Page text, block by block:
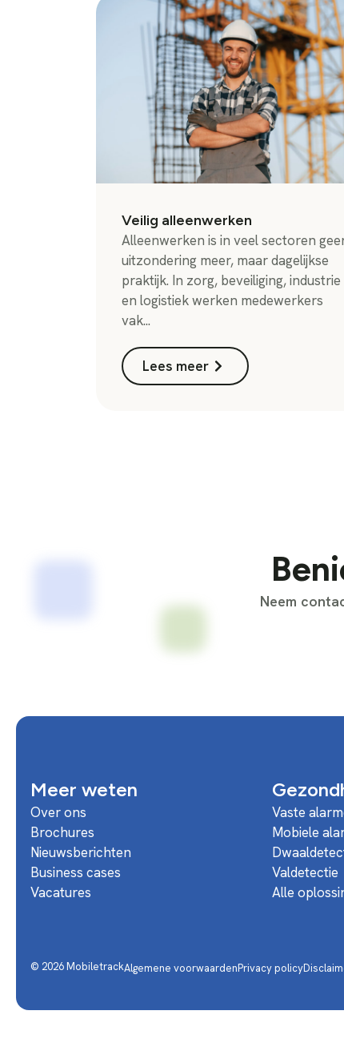
Veilig alleenwerken
Alleenwerken is in veel sectoren
uitzondering meer, maar dagelijkse
praktijk. In zorg, beveiliging, industrie
en logistiek werken medewerkers
vak...
Lees meer
Neem
Meer weten
Over ons
Brochures
Nieuwsberichten
Business cases
Vacatures
Vaste
Mobiele
Valdetectie
Alle
© 2026 MobiletrackAlgemene voorwaardenPrivacy policy